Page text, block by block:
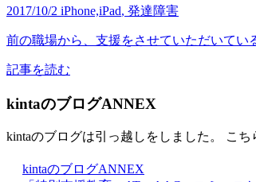
2017/10/2 iPhone,iPad, 発達障害
前の職場から、支援をさせていただいて
記事を読む
kintaのブログANNEX
kintaのブログは引っ越しをしました。 こち
kintaのブログANNEX